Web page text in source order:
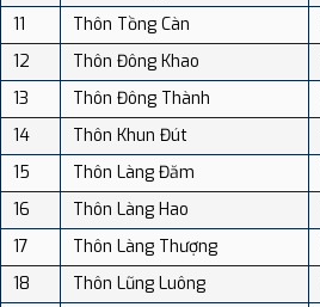
11
Thôn Tồng Càn
12
Thôn Đông Khao
13
Thôn Đông Thành
14
Thôn Khun Đút
15
Thôn Làng Đăm
16
Thôn Làng Hao
17
Thôn Làng Thượng
18
Thôn Lũng Luông